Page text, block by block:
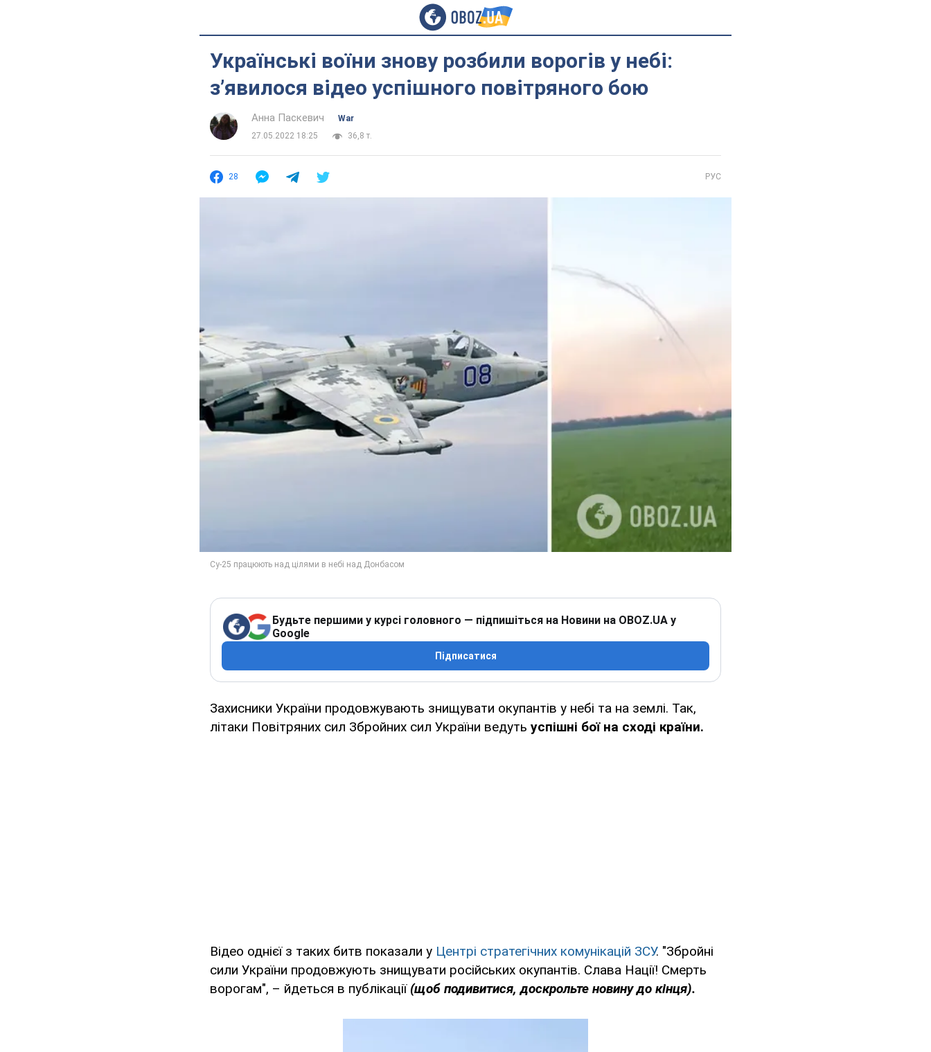
Українські воїни знову розбили ворогів у небі:
з’явилося відео успішного повітряного бою
Анна Паскевич
War
27.05.2022 18:25
36,8 т.
28 РУС
Будьте першими у курсі головного — підпишіться на Новини на OBOZ.UA у
Google
Підписатися
Захисники України продовжувають знищувати окупантів у небі та на землі. Так,
літаки Повітряних сил Збройних сил України ведуть успішні бої на сході країни.
Відео однієї з таких битв показали у Центрі стратегічних комунікацій ЗСУ. "Збройні
сили України продовжують знищувати російських окупантів. Слава Нації! Смерть
ворогам", – йдеться в публікації (щоб подивитися, доскрольте новину до кінця).